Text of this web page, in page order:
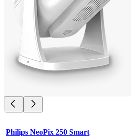
Philips NeoPix 250 Smart